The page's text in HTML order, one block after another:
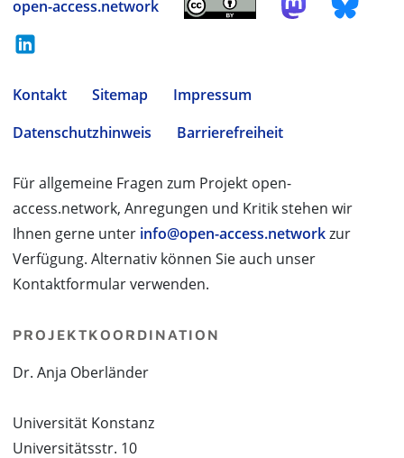
open-access.network
Kontakt Sitemap
Impressum
Datenschutzhinweis
Barrierefreiheit
Für allgemeine Fragen zum Projekt open-
access.network, Anregungen und Kritik stehen wir
Ihnen gerne unter info@open-access.networkzur
Verfügung. Alternativ können Sie auch unser
Kontaktformular verwenden.
PROJEKTKOORDINATION
Dr. Anja Oberländer
Universität Konstanz
Universitätsstr. 10